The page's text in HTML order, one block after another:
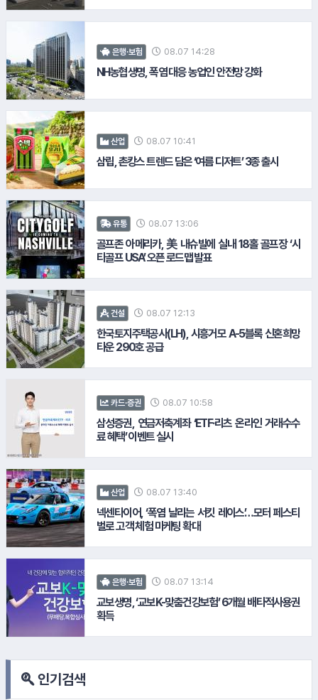
은행·보험 08.07 14:28
NH농협생명, 폭염 대응 농업인 안전망 강화
산업 08.07 10:41
삼립, 촌캉스 트렌드 담은 ‘여름 디저트’ 3종 출시
유통 08.07 13:06
골프존 아메리카, 美 내슈빌에 실내 18홀 골프장 ‘시
티골프 USA’ 오픈 로드맵 발표
건설 08.07 12:13
한국토지주택공사(LH), 시흥거모 A-5블록 신혼희망
타운 290호 공급
카드·증권 08.07 10:58
삼성증권, 연금저축계좌 ‘ETF·리츠 온라인 거래수수
료 혜택’ 이벤트 실시
산업 08.07 13:40
넥센타이어, ‘폭염 날리는 서킷 레이스’…모터 페스티
벌로 고객 체험 마케팅 확대
은행·보험 08.07 13:14
교보생명, ‘교보K-맞춤건강보험’ 6개월 배타적사용권
획득
인기검색
13.잠바주스
12.포스코
#골프존
#SPC그룹
#한국투자증권
#대상
#하이트진로
#이디야커피
#LH공사